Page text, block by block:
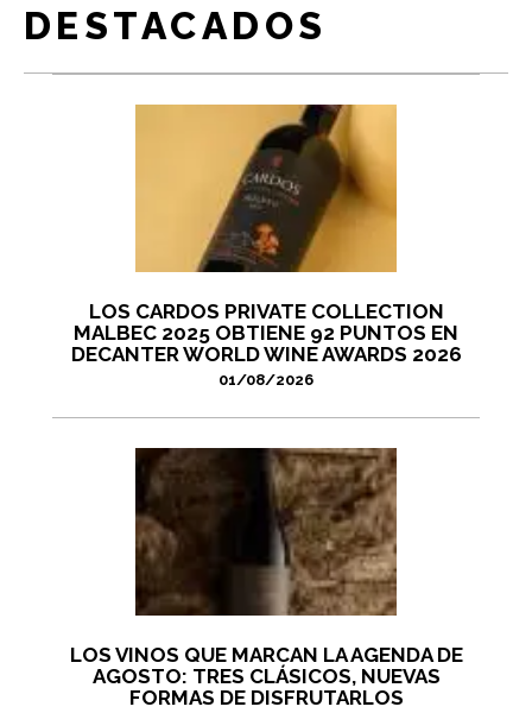
DESTACADOS
LOS CARDOS PRIVATE COLLECTION
MALBEC 2025 OBTIENE 92 PUNTOS EN
DECANTER WORLD WINE AWARDS 2026
01/08/2026
LOS VINOS QUE MARCAN LA AGENDA DE
AGOSTO: TRES CLÁSICOS, NUEVAS
FORMAS DE DISFRUTARLOS